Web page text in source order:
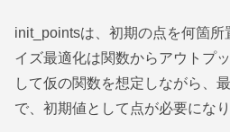
init_pointsは、初期の点を何箇
イズ最適化は関数からアウトプ
して仮の関数を想定しながら、
で、初期値として点が必要になり